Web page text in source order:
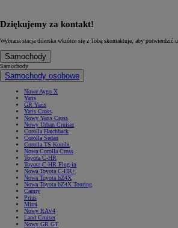
Dziękujemy za kontakt!
Wybrana stacja dilerska wkrótce się z Tobą skontaktuje, aby potwierdzić
Samochody
Samochody
Samochody osobowe
Nowe Aygo X
Yaris
GR Yaris
Yaris Cross
Nowy Yaris Cross
Nowy Urban Cruiser
Corolla Hatchback
Corolla Sedan
Corolla TS Kombi
Nowa Corolla Cross
Toyota C-HR
Toyota C-HR Plug-in
Nowa Toyota C-HR+
Nowa Toyota bZ4X
Nowa Toyota bZ4X Touring
Camry
Prius
Mirai
Nowy RAV4
Land Cruiser
Nowy GR GT